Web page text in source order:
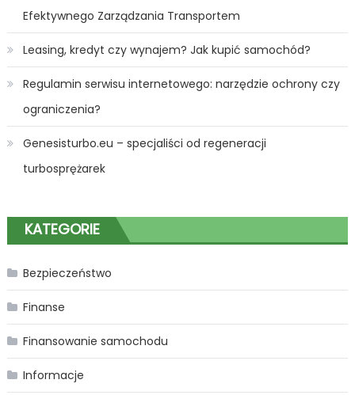
Efektywnego Zarządzania Transportem
Leasing, kredyt czy wynajem? Jak kupić samochód?
Regulamin serwisu internetowego: narzędzie ochrony czy
ograniczenia?
Genesisturbo.eu – specjaliści od regeneracji
turbosprężarek
KATEGORIE
Bezpieczeństwo
Finanse
Finansowanie samochodu
Informacje